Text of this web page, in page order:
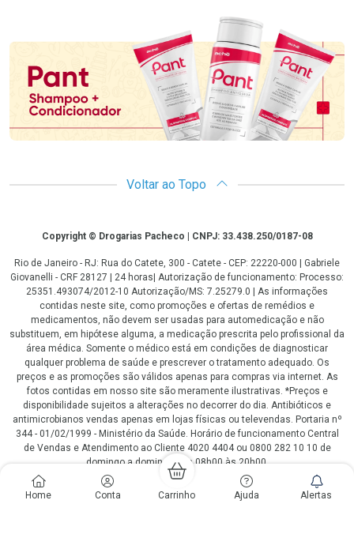
Home Conta Carrinho Ajuda Alertas
Voltar ao Topo
CopyrightCopyright © Drogarias Pacheco | CNPJ: 33.438.250/0187-08
Rio de Janeiro - RJ: Rua do Catete, 300 - Catete - CEP: 22220-000 | Gabriele
Giovanelli - CRF 28127 | 24 horas| Autorização de funcionamento: Processo:
25351.493074/2012-10 Autorização/MS: 7.25279.0 | As informações
contidas neste site, como promoções e ofertas de remédios e
medicamentos, não devem ser usadas para automedicação e não
substituem, em hipótese alguma, a medicação prescrita pelo profissional da
área médica. Somente o médico está em condições de diagnosticar
qualquer problema de saúde e prescrever o tratamento adequado. Os
preços e as promoções são válidos apenas para compras via internet. As
fotos contidas em nosso site são meramente ilustrativas. *Preços e
disponibilidade sujeitos a alterações no decorrer do dia. Antibióticos e
antimicrobianos vendas apenas em lojas físicas ou televendas. Portaria nº
344 - 01/02/1999 - Ministério da Saúde. Horário de funcionamento Central
de Vendas e Atendimento ao Cliente 4020 4404 ou 0800 282 10 10 de
domingo a domingo das 08h00 às 20h00.
LGPD Aceite os Cookies